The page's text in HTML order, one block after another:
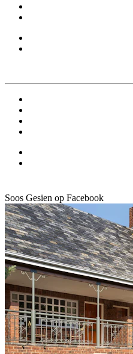
Soos Gesien op Facebook